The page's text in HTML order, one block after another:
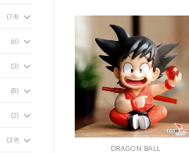
(74)
(6)
(3)
(8)
(2)
(39)
DRAGON BALL